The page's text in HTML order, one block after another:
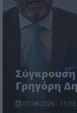
Γρηγόρη
07.08.2026 - 11:35